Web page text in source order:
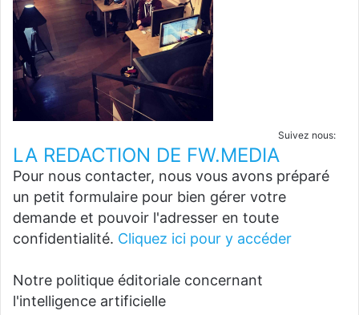
Suivez nous:
LA REDACTION DE FW.MEDIA
Pour nous contacter, nous vous avons préparé
un petit formulaire pour bien gérer votre
demande et pouvoir l'adresser en toute
confidentialité. Cliquez ici pour y accéder
Notre politique éditoriale concernant
l'intelligence artificielle